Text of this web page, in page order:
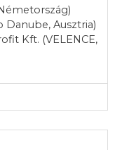
Ausztria)
Kft. (VELENCE,